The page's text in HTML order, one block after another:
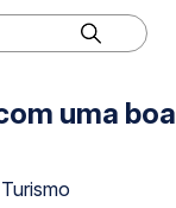
uma boa